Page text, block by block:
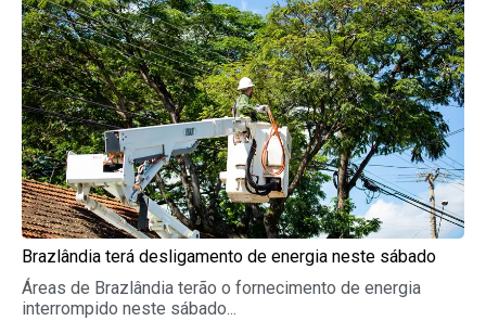
Brazlândia terá desligamento de energia neste sábado
Áreas de Brazlândia terão o fornecimento de energia
interrompido neste sábado...